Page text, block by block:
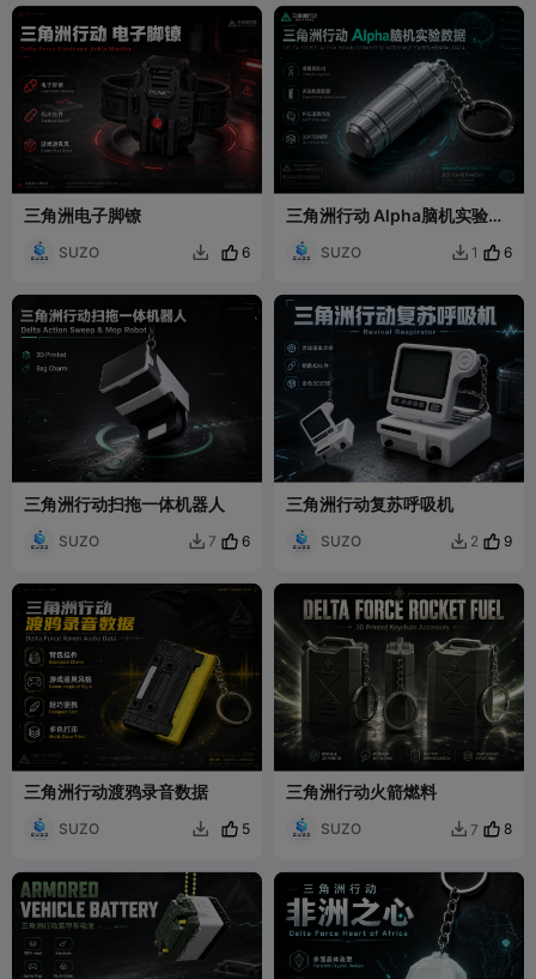
三角洲电子脚镣
SUZO  6
三角洲行动 Alpha脑机实验数
SUZO  1 6
三角洲行动扫拖一体机器人
SUZO  7 6
三角洲行动复苏呼吸机
SUZO  2 9
三角洲行动渡鸦录音数据
SUZO  5
三角洲行动火箭燃料
SUZO  7 8